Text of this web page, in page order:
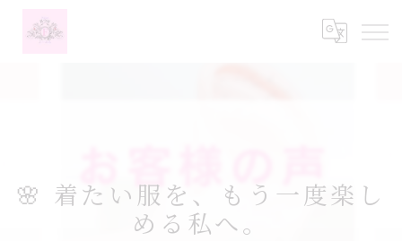
🌸 着たい服を、もう一度楽し
める私へ。